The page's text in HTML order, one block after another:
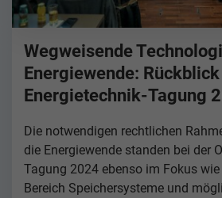
Wegweisende
Energiewende:
Energietechnik-Tagung
Die notwendigen rechtlichen
die Energiewende standen bei der
Tagung 2024 ebenso im Fokus
Bereich Speichersysteme und